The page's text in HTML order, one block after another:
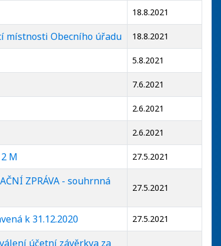
18.8.2021
místnosti Obecního úřadu 18.8.2021
5.8.2021
7.6.2021
2.6.2021
2.6.2021
M 27.5.2021
ZPRÁVA - souhrnná
27.5.2021
k 31.12.2020 27.5.2021
účetní závěrkya za